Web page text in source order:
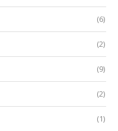
(6)
(2)
(9)
(2)
(1)